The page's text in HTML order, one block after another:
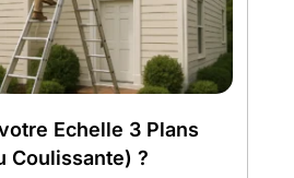
Echelle 3 Plans
Coulissante) ?